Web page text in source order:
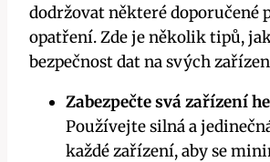
dodržovat některé doporučené
opatření. Zde je několik tipů,
bezpečnost dat na svých
Zabezpečte svá zařízení
Používejte silná a
každé zařízení, aby se